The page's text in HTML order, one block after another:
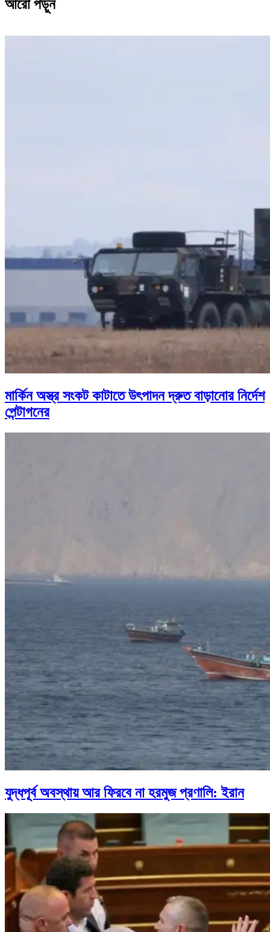
আরো পড়ুন
মার্কিন অস্ত্র সংকট কাটাতে উৎপাদন দ্রুত বাড়ানোর নির্দেশ
পেন্টাগনের
যুদ্ধপূর্ব অবস্থায় আর ফিরবে না হরমুজ প্রণালি: ইরান